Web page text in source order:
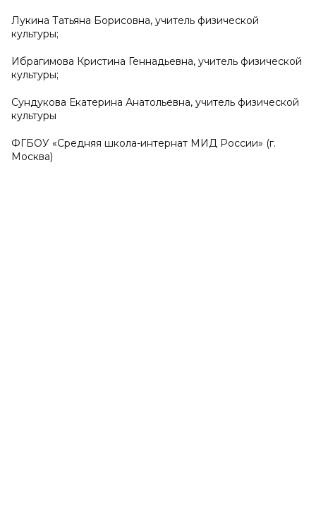
Лукина Татьяна Борисовна, учитель физической
культуры;
Ибрагимова Кристина Геннадьевна, учитель физической
культуры;
Сундукова Екатерина Анатольевна, учитель физической
культуры
ФГБОУ «Средняя школа-интернат МИД России» (г.
Москва)